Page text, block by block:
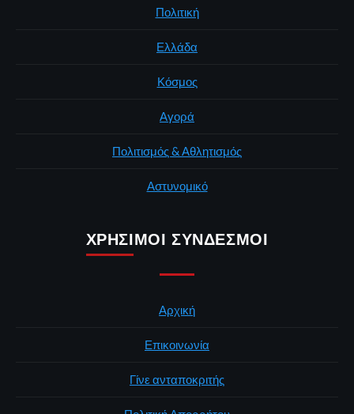
Πολιτική
Ελλάδα
Κόσμος
Αγορά
Πολιτισμός & Αθλητισμός
Αστυνομικό
ΧΡΉΣΙΜΟΙ ΣΎΝΔΕΣΜΟΙ
Αρχική
Επικοινωνία
Γίνε ανταποκριτής